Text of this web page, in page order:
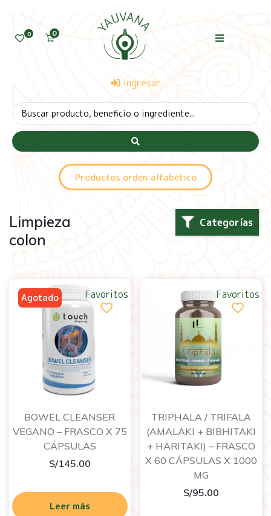
0 0
Ingresar
Productos orden alfabético
Categorías
Limpieza
colon
BOWEL CLEANSER
VEGANO – FRASCO X 75
CÁPSULAS
S/145.00
Leer más
Favoritos
TRIPHALA / TRIFALA
(AMALAKI + BIBHITAKI
+ HARITAKI) – FRASCO
X 60 CÁPSULAS X 1000
MG
S/95.00
Favoritos